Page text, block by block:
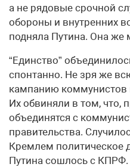
а не рядовые срочной
обороны и внутренних
подняла Путина. Она же
“Единство”
спонтанно. Не зря же
кампанию коммунистов
Их обвиняли в том, что,
объединятся с
правительства.
Кремлем политическое
Путина сошлось с